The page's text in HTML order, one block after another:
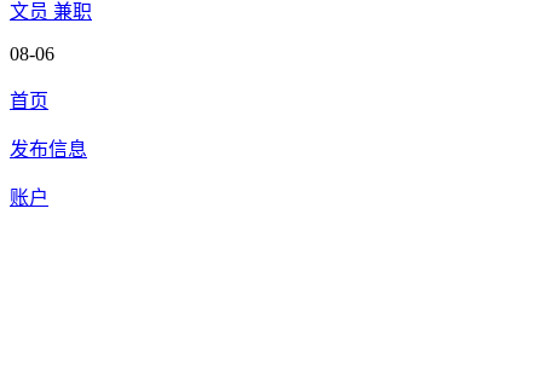
文员 兼职
08-06
首页
发布信息
账户